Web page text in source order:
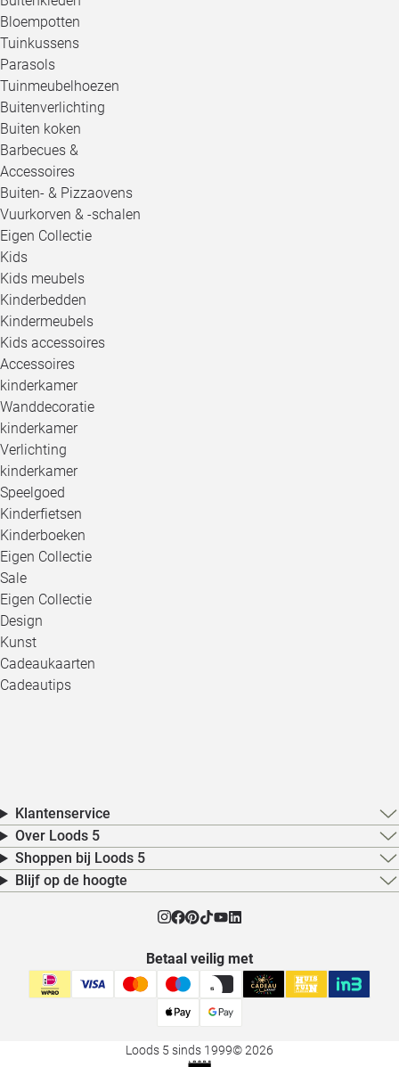
Bloempotten
Tuinkussens
Parasols
Tuinmeubelhoezen
Buitenverlichting
Buiten koken
Barbecues &
Accessoires
Buiten- & Pizzaovens
Vuurkorven & -schalen
Eigen Collectie
Kids
Kids meubels
Kinderbedden
Kindermeubels
Kids accessoires
Accessoires
kinderkamer
Wanddecoratie
kinderkamer
Verlichting
kinderkamer
Speelgoed
Kinderfietsen
Kinderboeken
Eigen Collectie
Sale
Eigen Collectie
Design
Kunst
Cadeaukaarten
Cadeautips
Klantenservice
Over Loods 5
Shoppen bij Loods 5
Blijf op de hoogte
Betaal veilig met
Loods 5 sinds 1999© 2026